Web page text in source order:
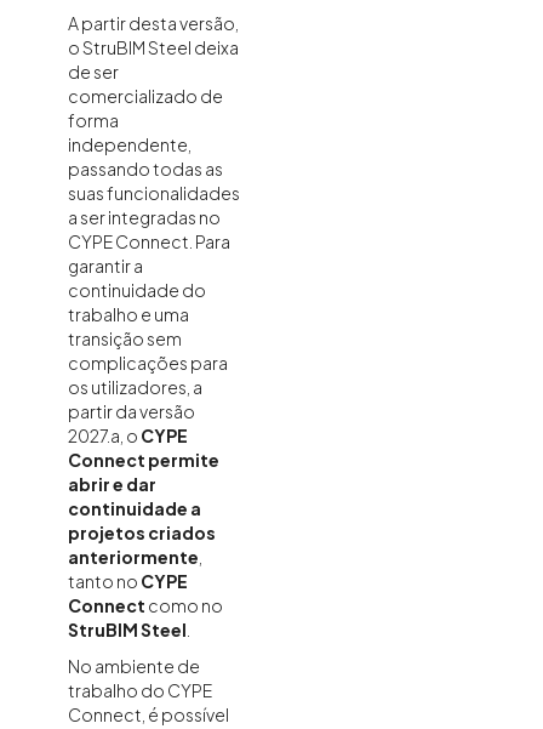
A partir desta versão,
o StruBIM Steel deixa
de ser
comercializado de
forma
independente,
passando todas as
suas funcionalidades
a ser integradas no
CYPE Connect. Para
garantir a
continuidade do
trabalho e uma
transição sem
complicações para
os utilizadores, a
partir da versão
2027.a, o CYPE
Connect permite
abrir e dar
continuidade a
projetos criados
anteriormente
tanto no CYPE
Connect como no
StruBIM Steel
No ambiente de
trabalho do CYPE
Connect, é possível